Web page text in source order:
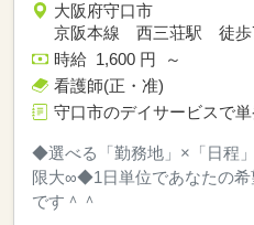
大阪府守口市
京阪本線 西三荘駅 徒歩
時給 1,600 円 ～
看護師(正・准)
守口市のデイサービスで単
◆選べる「勤務地」×「日程
限大∞◆1日単位であなたの
です＾＾